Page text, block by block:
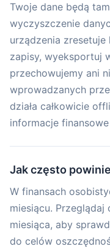
Twoje dane będą
wyczyszczenie
urządzenia zresetuje
zapisy, wyeksportuj
przechowujemy ani
wprowadzanych
działa całkowicie
informacje
Jak często
W finansach
miesiącu.
miesiąca, aby
do celów